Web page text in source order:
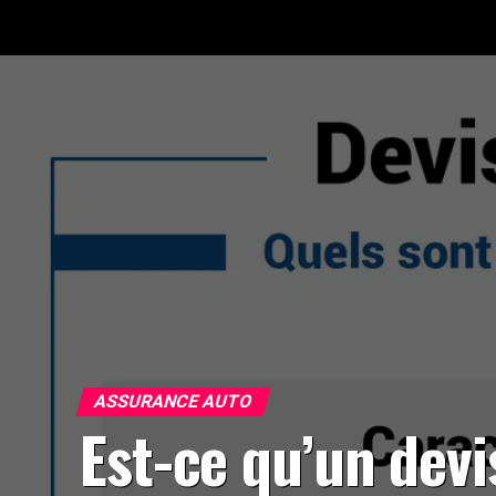
ASSURANCE AUTO
Est-ce qu’un